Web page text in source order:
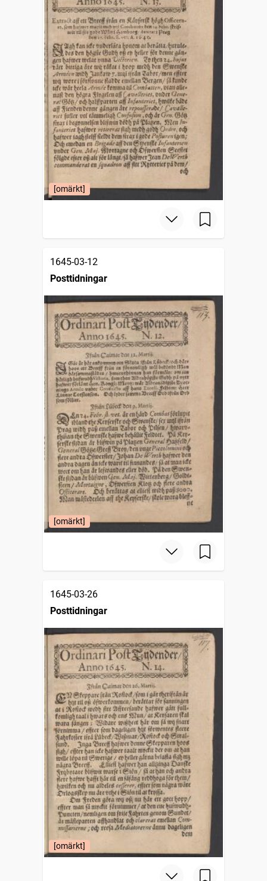
[omärkt]
1645-03-12
Posttidningar
[omärkt]
1645-03-26
Posttidningar
[omärkt]